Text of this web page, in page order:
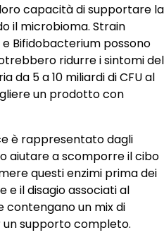
capacità di supportare la
il microbioma. Strain
Bifidobacterium possono
ridurre i sintomi del
da 5 a 10 miliardi di CFU al
un prodotto con
è rappresentato dagli
aiutare a scomporre il cibo
questi enzimi prima dei
e il disagio associati al
contengano un mix di
un supporto completo.